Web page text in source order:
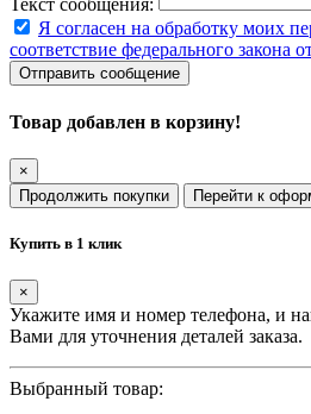
Текст сообщения:
Я согласен на обработку моих
соответствие федерального закона
Отправить сообщение
Товар добавлен в корзину!
×
Продолжить покупки
Перейти к
Купить в 1 клик
×
Укажите имя и номер телефона, и
Вами для уточнения деталей заказа.
Выбранный товар: